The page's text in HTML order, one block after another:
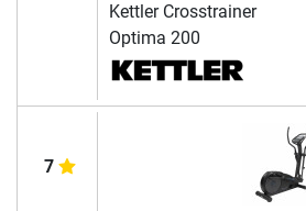
Kettler Crosstrainer
Optima 200
7